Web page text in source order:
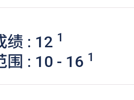
绩 : 12 1
围 : 10 - 16 1